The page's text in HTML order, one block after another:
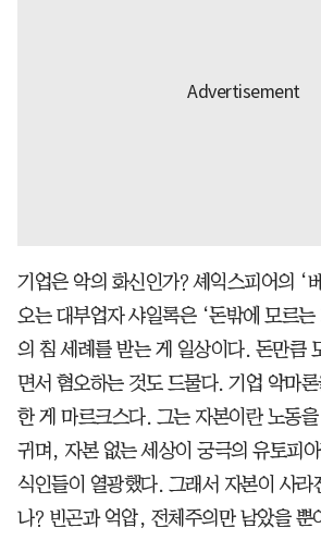
기업은 악의 화신인가? 셰익스피어의 ‘
오는 대부업자 샤일록은 ‘돈밖에 모르
의 침 세례를 받는 게 일상이다. 돈만큼
면서 혐오하는 것도 드물다. 기업 악마
한 게 마르크스다. 그는 자본이란 노동
귀며, 자본 없는 세상이 궁극의 유토피
식인들이 열광했다. 그래서 자본이 사라
나? 빈곤과 억압, 전체주의만 남았을 뿐